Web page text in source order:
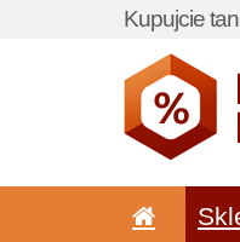
Kupujcie